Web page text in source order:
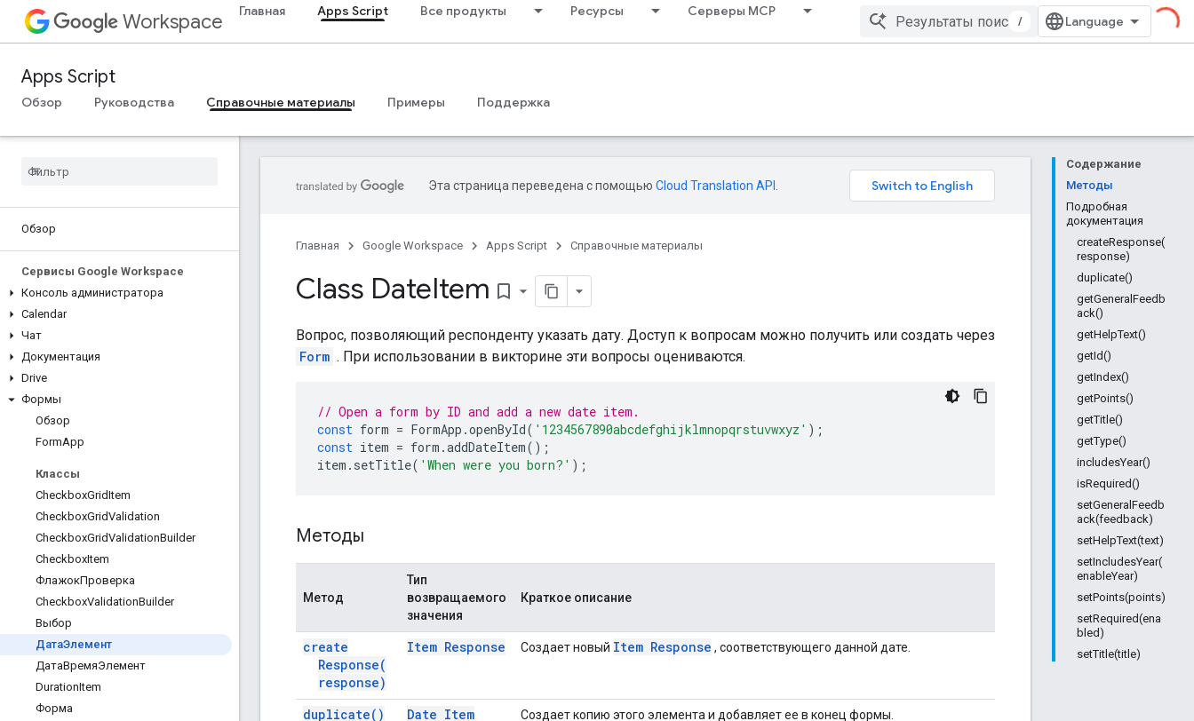
Workspace Главная Apps Script Все продукты Ресурсы Серверы MCP
/
Apps Script
Обзор Руководства Справочные материалы Примеры Поддержка
Обзор
Сервисы Google Workspace
Консоль администратора
Calendar
Чат
Документация
Drive
Формы
Обзор
FormApp
Классы
CheckboxGridItem
CheckboxGridValidation
CheckboxGridValidationBuilder
CheckboxItem
ФлажокПроверка
CheckboxValidationBuilder
Выбор
ДатаЭлемент
ДатаВремяЭлемент
DurationItem
Форма
Содержание
Методы
Подробная
документация
createResponse(
response)
duplicate()
getGeneralFeedb
ack()
getHelpText()
getId()
getIndex()
getPoints()
getTitle()
getType()
includesYear()
isRequired()
setGeneralFeedb
ack(feedback)
setHelpText(text)
setIncludesYear(
enableYear)
setPoints(points)
setRequired(ena
bled)
setTitle(title)
Эта страница переведена с помощью Cloud Translation API
Главная Google Workspace Apps Script Справочные материалы
Class DateItem bookmark_border
Вопрос, позволяющий респонденту указать дату. Доступ к вопросам можно получить или создать через
Form . При использовании в викторине эти вопросы оцениваются.
// Open a form by ID and add a new date item.
const form = FormApp .openById( '1234567890abcdefghijklmnopqrstuvwxyz' );
const item = form .addDateItem();
item . setTitle( 'When were you born?' );
Методы
Метод
Тип
возвращаемого
значения
Краткое описание
create
Response(
response)
Item Response Создает новый Item Response , соответствующего данной дате.
duplicate( ) Date Item Создает копию этого элемента и добавляет ее в конец формы.